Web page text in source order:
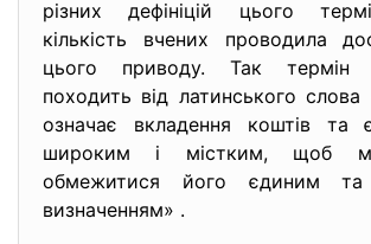
різних дефініцій цього
кількість вчених проводила
цього приводу. Так термін
походить від латинського
означає вкладення коштів та
широким і містким, щоб
обмежитися його єдиним та
визначенням» .